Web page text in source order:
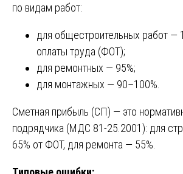
по видам работ:
для общестроительных работ —
оплаты труда (ФОТ);
для ремонтных — 95%;
для монтажных — 90–100%.
Сметная прибыль (СП) — это
подрядчика (МДС 81-25.2001): для
65% от ФОТ, для ремонта — 55%.